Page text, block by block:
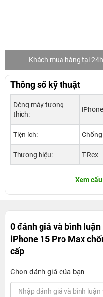
Khách mua hàng tại
Thông số kỹ thuật
Dòng máy tương
thích:
Tiện ích:
Thương hiệu: T-Rex
Xem
0 đánh giá và bình luận
iPhone 15 Pro Max
cấp
Chọn đánh giá của bạn